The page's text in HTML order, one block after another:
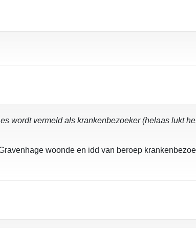
wordt vermeld als krankenbezoeker (helaas lukt
woonde en idd van beroep